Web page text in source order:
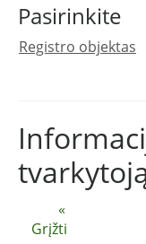
Pasirinkite
Registro objektas
«
Grįžti